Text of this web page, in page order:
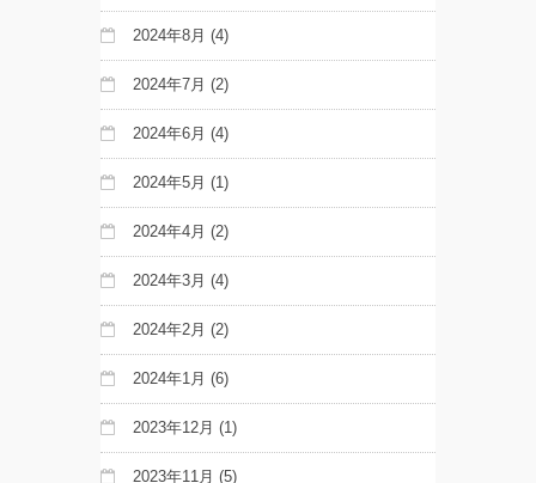
2024年8月 (4)
2024年7月 (2)
2024年6月 (4)
2024年5月 (1)
2024年4月 (2)
2024年3月 (4)
2024年2月 (2)
2024年1月 (6)
2023年12月 (1)
2023年11月 (5)